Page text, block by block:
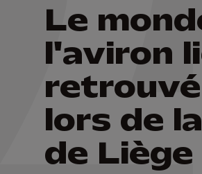
Le
l'aviron
lors de
de Liège